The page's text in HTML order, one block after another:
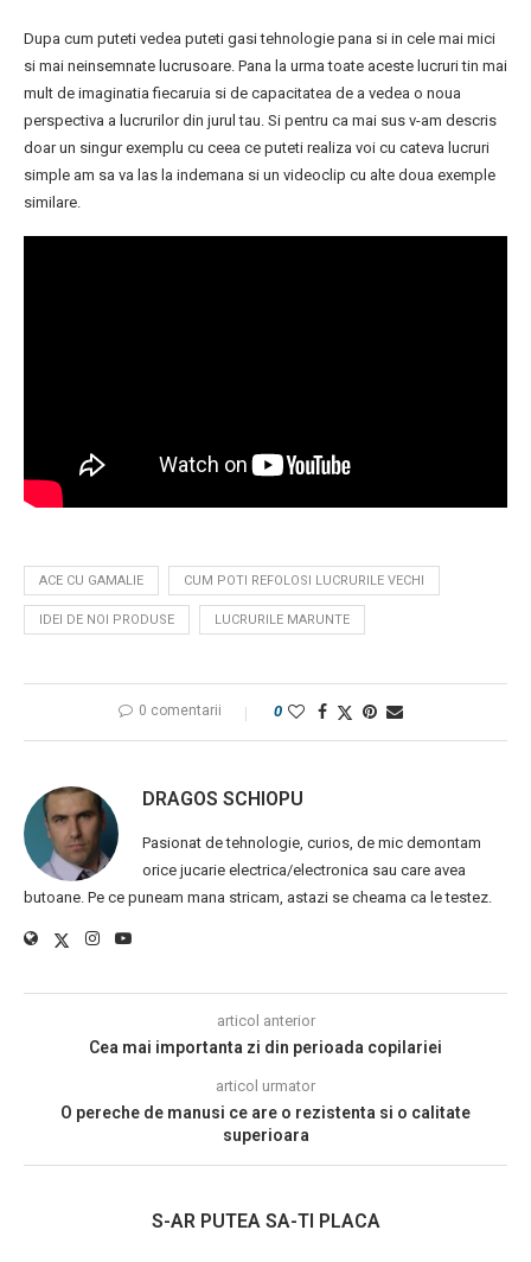
Dupa cum puteti vedea puteti gasi tehnologie pana si in cele mai mici
si mai neinsemnate lucrusoare. Pana la urma toate aceste lucruri tin mai
mult de imaginatia fiecaruia si de capacitatea de a vedea o noua
perspectiva a lucrurilor din jurul tau. Si pentru ca mai sus v-am descris
doar un singur exemplu cu ceea ce puteti realiza voi cu cateva lucruri
simple am sa va las la indemana si un videoclip cu alte doua exemple
similare.
ACE CU GAMALIE CUM POTI REFOLOSI LUCRURILE VECHI
IDEI DE NOI PRODUSE LUCRURILE MARUNTE
0 comentarii 0
DRAGOS SCHIOPU
Pasionat de tehnologie, curios, de mic demontam
orice jucarie electrica/electronica sau care avea
butoane. Pe ce puneam mana stricam, astazi se cheama ca le testez.
articol anterior
Cea mai importanta zi din perioada copilariei
articol urmator
O pereche de manusi ce are o rezistenta si o calitate
superioara
S-AR PUTEA SA-TI PLACA